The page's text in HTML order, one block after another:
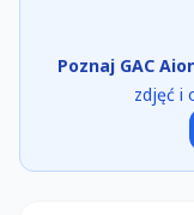
Poznaj GAC
zdjęć i